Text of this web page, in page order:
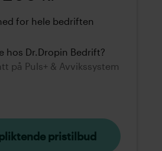
for hele bedriften
hos Dr.Dropin Bedrift?
på Puls+ & Avvikssystem
pristilbud